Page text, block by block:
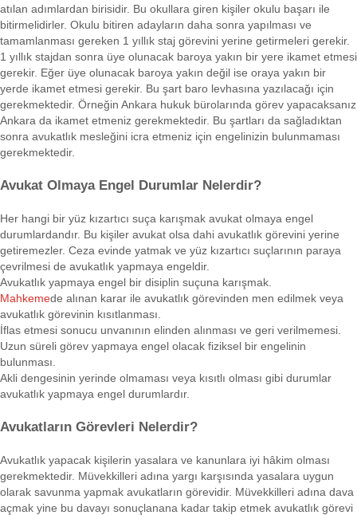
atılan adımlardan birisidir. Bu okullara giren kişiler okulu başarı ile
bitirmelidirler. Okulu bitiren adayların daha sonra yapılması ve
tamamlanması gereken 1 yıllık staj görevini yerine getirmeleri gerekir.
1 yıllık stajdan sonra üye olunacak baroya yakın bir yere ikamet etmesi
gerekir. Eğer üye olunacak baroya yakın değil ise oraya yakın bir
yerde ikamet etmesi gerekir. Bu şart baro levhasına yazılacağı için
gerekmektedir. Örneğin Ankara hukuk bürolarında görev yapacaksanız
Ankara da ikamet etmeniz gerekmektedir. Bu şartları da sağladıktan
sonra avukatlık mesleğini icra etmeniz için engelinizin bulunmaması
gerekmektedir.
Avukat Olmaya Engel Durumlar Nelerdir?
Her hangi bir yüz kızartıcı suça karışmak avukat olmaya engel
durumlardandır. Bu kişiler avukat olsa dahi avukatlık görevini yerine
getiremezler. Ceza evinde yatmak ve yüz kızartıcı suçlarının paraya
çevrilmesi de avukatlık yapmaya engeldir.
Avukatlık yapmaya engel bir disiplin suçuna karışmak.
Mahkemede alınan karar ile avukatlık görevinden men edilmek veya
avukatlık görevinin kısıtlanması.
İflas etmesi sonucu unvanının elinden alınması ve geri verilmemesi.
Uzun süreli görev yapmaya engel olacak fiziksel bir engelinin
bulunması.
Akli dengesinin yerinde olmaması veya kısıtlı olması gibi durumlar
avukatlık yapmaya engel durumlardır.
Avukatların Görevleri Nelerdir?
Avukatlık yapacak kişilerin yasalara ve kanunlara iyi hâkim olması
gerekmektedir. Müvekkilleri adına yargı karşısında yasalara uygun
olarak savunma yapmak avukatların görevidir. Müvekkilleri adına dava
açmak yine bu davayı sonuçlanana kadar takip etmek avukatlık görevi